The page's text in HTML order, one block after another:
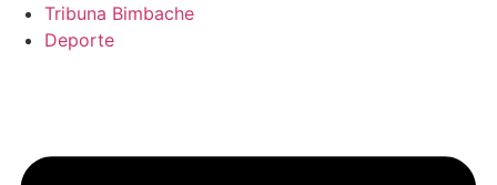
Tribuna Bimbache
Deporte